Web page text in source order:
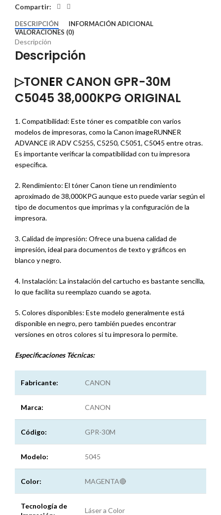
Compartir:
DESCRIPCIÓN
INFORMACIÓN ADICIONAL
VALORACIONES (0)
Descripción
Descripción
▷TONER CANON GPR-30M
C5045 38,000KPG ORIGINAL
1. Compatibilidad: Este tóner es compatible con varios
modelos de impresoras, como la Canon imageRUNNER
ADVANCE iR ADV C5255, C5250, C5051, C5045 entre otras.
Es importante verificar la compatibilidad con tu impresora
específica.
2. Rendimiento: El tóner Canon tiene un rendimiento
aproximado de 38,000KPG aunque esto puede variar según el
tipo de documentos que imprimas y la configuración de la
impresora.
3. Calidad de impresión: Ofrece una buena calidad de
impresión, ideal para documentos de texto y gráficos en
blanco y negro.
4. Instalación: La instalación del cartucho es bastante sencilla,
lo que facilita su reemplazo cuando se agota.
5. Colores disponibles: Este modelo generalmente está
disponible en negro, pero también puedes encontrar
versiones en otros colores si tu impresora lo permite.
Especificaciones Técnicas:
Fabricante: CANON
Marca: CANON
Código: GPR-30M
Modelo: 5045
Color: MAGENTA🔴
Tecnología de
Láser a Color